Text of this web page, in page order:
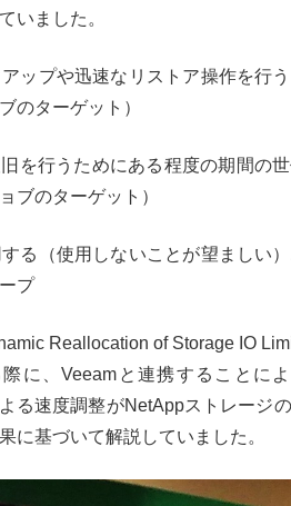
いました。
ップや迅速なリストア操作を行
のターゲット）
を行うためにある程度の期間の
ブのターゲット）
る（使用しないことが望ましい
プ
Reallocation of Storage IO
際に、Veeam と連携することに
る速度調整がNetAppストレージ
に基づいて解説していました。